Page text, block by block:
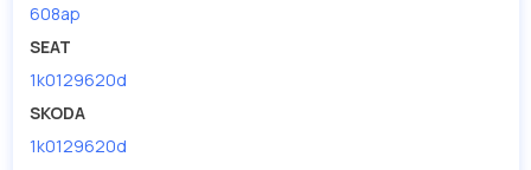
608ap
SEAT
1k0129620d
SKODA
1k0129620d